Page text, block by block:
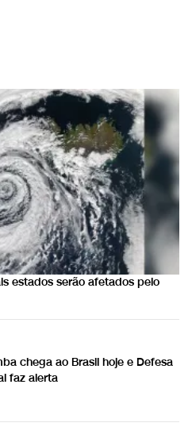
estados serão afetados pelo
chega ao Brasil hoje e Defesa
faz alerta